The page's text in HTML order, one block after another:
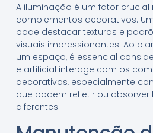
A iluminação é um fator
complementos decorativos.
pode destacar texturas e
visuais impressionantes. Ao
um espaço, é essencial
e artificial interage com os
decorativos, especialmente
que podem refletir ou absorver
diferentes.